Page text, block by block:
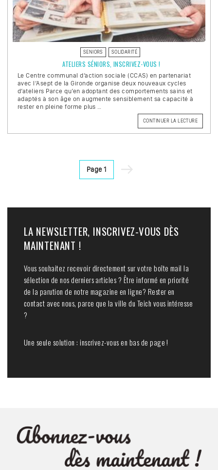
SENIORS SOLIDARITÉ
ATELIERS SÉNIORS, INSCRIVEZ-VOUS !
Le Centre communal d’action sociale (CCAS) en partenariat
avec l’Asept de la Gironde organise deux nouveaux cycles
d’ateliers Parce qu’en adoptant des comportements sains et
adaptés à son âge on augmente sensiblement sa capacité à
rester en pleine forme plus …
CONTINUER LA LECTURE
«
Page1
Page
LA NEWSLETTER, INSCRIVEZ-VOUS DÈS
MAINTENANT !
Vous souhaitez recevoir directement sur votre boîte mail la
sélection de nos derniers articles ? Être informé en priorité
de la parution de notre magazine en ligne? Rester en
contact avec nous, parce que la ville du Teich vous intéresse
?
Une seule solution : inscrivez-vous en bas de page !